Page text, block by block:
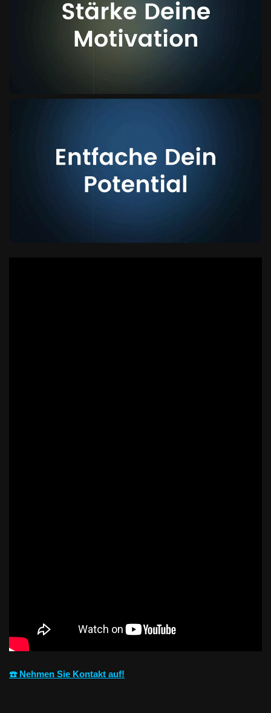
☎️ Nehmen Sie Kontakt auf!